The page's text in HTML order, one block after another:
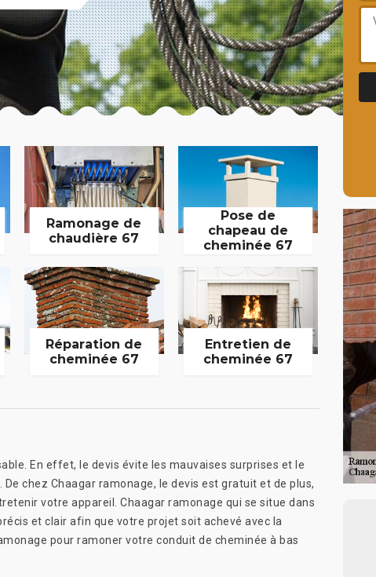
Ramonage de
chaudière 67
Pose de
chapeau de
cheminée 67
Réparation de
cheminée 67
Entretien de
cheminée 67
En effet, le devis évite les mauvaises surprises et le
chez Chaagar ramonage, le devis est gratuit et de plus,
votre appareil. Chaagar ramonage qui se situe dans
et clair afin que votre projet soit achevé avec la
pour ramoner votre conduit de cheminée à bas